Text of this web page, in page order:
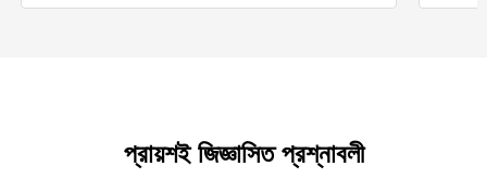
প্রায়শই জিজ্ঞাসিত প্রশ্নাবলী